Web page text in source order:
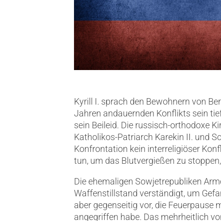
Kyrill I. sprach den Bewohnern von
Jahren andauernden Konflikts sein
sein Beileid. Die russisch-orthodoxe
Katholikos-Patriarch Karekin II. und
Konfrontation kein interreligiöser
tun, um das Blutvergießen zu
Die ehemaligen Sowjetrepubliken
Waffenstillstand verständigt, um
aber gegenseitig vor, die Feuerpause
angegriffen habe. Das mehrheitlich